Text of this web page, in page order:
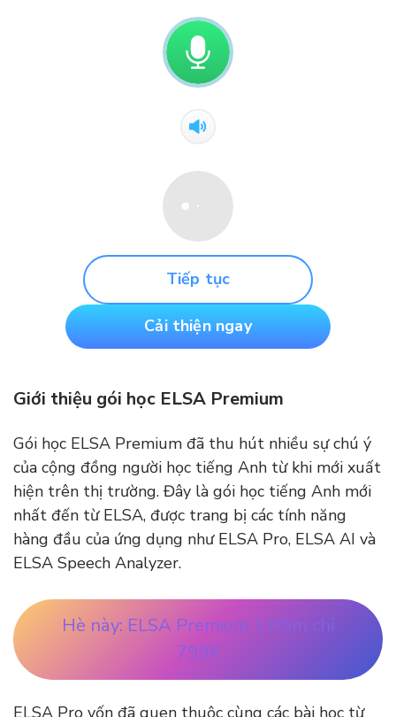
Tiếp tục
Cải thiện ngay
Giới thiệu gói học ELSA Premium
Gói học ELSA Premium đã thu hút nhiều sự chú ý
của cộng đồng người học tiếng Anh từ khi mới xuất
hiện trên thị trường. Đây là gói học tiếng Anh mới
nhất đến từ ELSA, được trang bị các tính năng
hàng đầu của ứng dụng như ELSA Pro, ELSA AI và
ELSA Speech Analyzer.
Hè này: ELSA Premium 1 Năm chỉ
799K
ELSA Pro vốn đã quen thuộc cùng các bài học từ